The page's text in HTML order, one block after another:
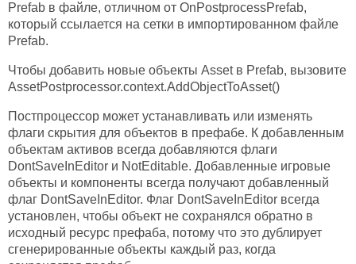
Prefab в файле, отличном от OnPostprocessPrefab,
который ссылается на сетки в импортированном файле
Prefab.
Чтобы добавить новые объекты Asset в Prefab, вызовите
AssetPostprocessor.context.AddObjectToAsset()
Постпроцессор может устанавливать или изменять
флаги скрытия для объектов в префабе. К добавленным
объектам активов всегда добавляются флаги
DontSaveInEditor и NotEditable. Добавленные игровые
объекты и компоненты всегда получают добавленный
флаг DontSaveInEditor. Флаг DontSaveInEditor всегда
установлен, чтобы объект не сохранялся обратно в
исходный ресурс префаба, потому что это дублирует
сгенерированные объекты каждый раз, когда